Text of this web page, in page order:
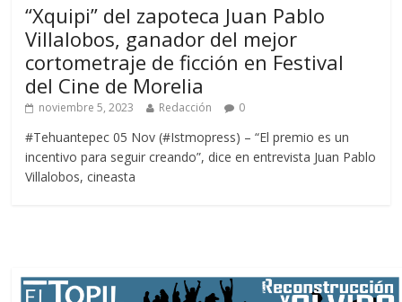
“Xquipi” del zapoteca Juan Pablo
Villalobos, ganador del mejor
cortometraje de ficción en Festival
del Cine de Morelia
noviembre 5, 2023 Redacción 0
#Tehuantepec 05 Nov (#Istmopress) – “El premio es un
incentivo para seguir creando”, dice en entrevista Juan Pablo
Villalobos, cineasta